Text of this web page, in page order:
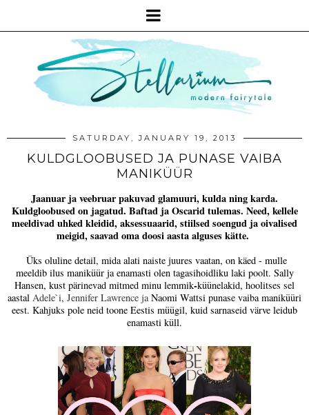
SATURDAY, JANUARY 19, 2013
KULDGLOOBUSED JA PUNASE VAIBA
MANIKÜÜR
Jaanuar ja veebruar pakuvad glamuuri, kulda ning karda.
Kuldgloobused on jagatud. Baftad ja Oscarid tulemas. Need, kellele
meeldivad uhked kleidid, aksessuaarid, stiilsed soengud ja oivalised
meigid, saavad oma doosi aasta alguses kätte.
Üks oluline detail, mida alati naiste juures vaatan, on käed - mulle
meeldib ilus maniküür ja enamasti olen tagasihoidliku laki poolt. Sally
Hansen, kust pärinevad mitmed minu lemmik-küünelakid, hoolitses sel
aastal Adele`i, Jennifer Lawrence jaNaomi Wattsi punase vaiba maniküüri
eest. Kahjuks pole neid toone Eestis müügil, kuid sarnaseid värve leidub
enamasti küll.